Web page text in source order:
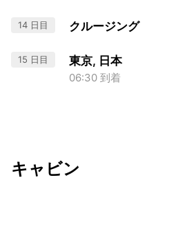
14 日目 クルージング
15 日目 東京, 日本
06:30 到着
キャビン